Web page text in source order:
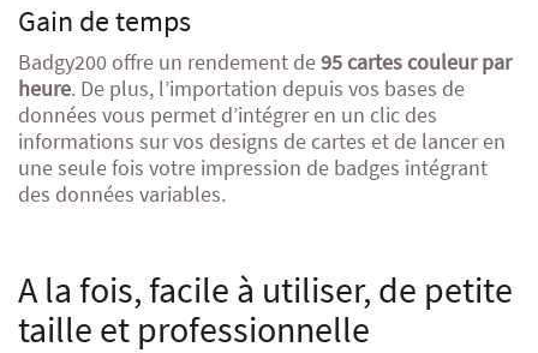
Gain de temps
Badgy200 offre un rendement de95 cartes couleur par
heure. De plus, l’importation depuis vos bases de
données vous permet d’intégrer en un clic des
informations sur vos designs de cartes et de lancer en
une seule fois votre impression de badges intégrant
des données variables.
A la fois, facile à utiliser, de petite
taille et professionnelle